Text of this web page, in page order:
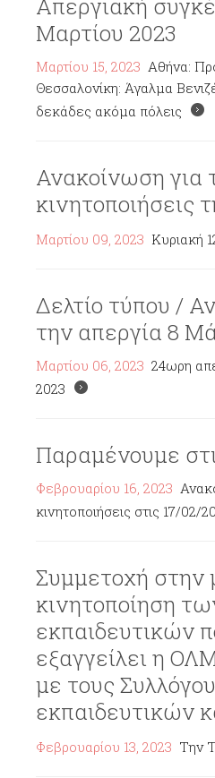
Απεργιακή
Μαρτίου 2023
Μαρτίου 15, 2023 Αθήνα:
Θεσσαλονίκη: Άγαλμα
δεκάδες ακόμα πόλεις
Ανακοίνωση για
κινητοποιήσεις
Μαρτίου 09, 2023 Κυριακή
Δελτίο τύπου /
την απεργία 8
Μαρτίου 06, 2023 24ωρη
2023
Παραμένουμε
Φεβρουαρίου 16, 2023
κινητοποιήσεις στις 17/02/
Συμμετοχή στην
κινητοποίηση
εκπαιδευτικών
εξαγγείλει η
με τους
εκπαιδευτικών
Φεβρουαρίου 13, 2023 Την